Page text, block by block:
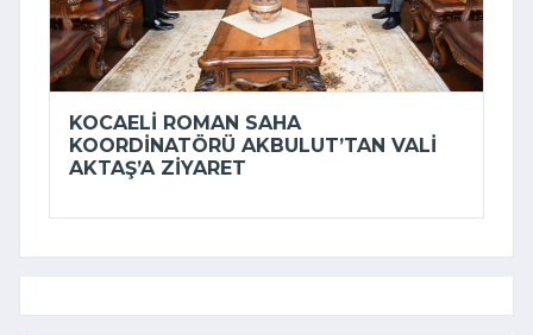
KOCAELI ROMAN SAHA
KOORDINATÖRÜ AKBULUT’TAN VALI
AKTAŞ’A ZIYARET